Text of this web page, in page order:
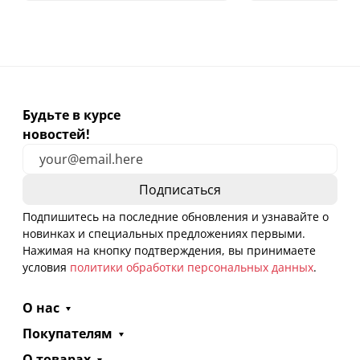
Будьте в курсе
новостей!
Подпишитесь на последние обновления и узнавайте о
новинках и специальных предложениях первыми.
Нажимая на кнопку подтверждения, вы принимаете
условия политики обработки персональных данных.
О нас
Покупателям